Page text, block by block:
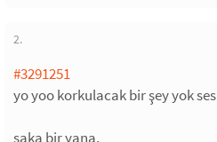
2.
#3291251
yo yoo korkulacak bir şey yok
şaka bir yana,